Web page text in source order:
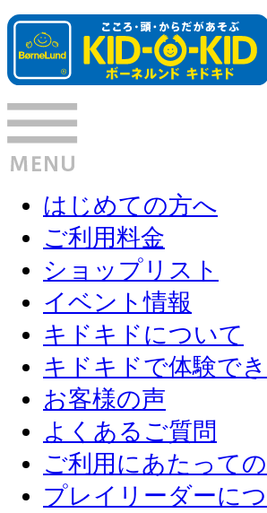
はじめての方へ
ご利用料金
ショップリスト
イベント情報
キドキドについて
キドキドで体験で
お客様の声
よくあるご質問
ご利用にあたって
プレイリーダーに